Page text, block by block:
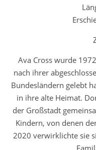
Ava Cross wurde
nach ihrer
Bundesländern gelebt
in ihre alte Heimat.
der Großstadt
Kindern, von denen
2020 verwirklichte sie